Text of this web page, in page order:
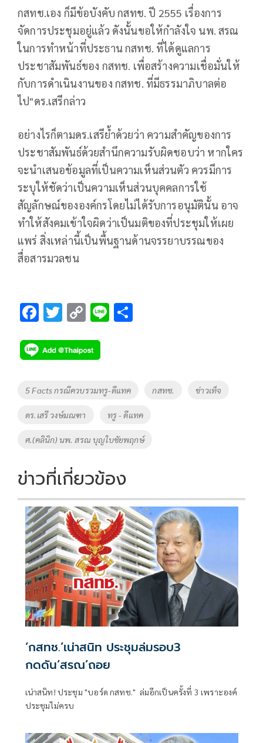
กสทช.เอง ก็มีข้อบังคับ กสทช. ปี 2555 เรื่องการ
จัดการประชุมอยู่แล้ว ดังนั้นขอให้กำลังใจ นพ. สรณ
ในการทำหน้าที่ประธาน กสทช. ที่ได้ดูแลการ
ประชาสัมพันธ์ของ กสทช. เพื่อสร้างความเชื่อมั่นให้
กับการดำเนินงานของ กสทช. ที่มีธรรมาภิบาลต่อ
ไป"ดร.เสรีกล่าว
อย่างไรก็ตามดร.เสรีย้ำด้วยว่า ความสำคัญของการ
ประชาสัมพันธ์ด้วยสำนึกความรับผิดชอบว่า หากใคร
จะนำเสนอข้อมูลที่เป็นความเห็นส่วนตัว ควรมีการ
ระบุให้ชัดว่าเป็นความเห็นส่วนบุคคลการใช้
สัญลักษณ์ขององค์กรโดยไม่ได้รับการอนุมัตินั้น อาจ
ทำให้สังคมเข้าใจผิดว่าเป็นมติของที่ประชุมให้เผย
แพร่ สิ่งเหล่านี้เป็นพื้นฐานด้านจรรยาบรรณของ
สื่อสารมวลชน
F
e
b
o
o
k
T
tt
er
C
p
y
Li
Li
Tags
5 Facts กรณีควบรวมทรู-ดีแทค กสทช. ข่าวเท็จ
ดร.เสรี วงษ์มณฑา ทรู - ดีแทค
ศ.(คลินิก) นพ. สรณ บุญใบชัยพฤกษ์
ข่าวที่เกี่ยวข้อง
‘กสทช.’เน่าสนิท ประชุมล่มรอบ3
กดดัน‘สรณ’ถอย
เน่าสนิท! ประชุม "บอร์ด กสทช." ล่มอีกเป็นครั้งที่ 3 เพราะองค์
ประชุมไม่ครบ